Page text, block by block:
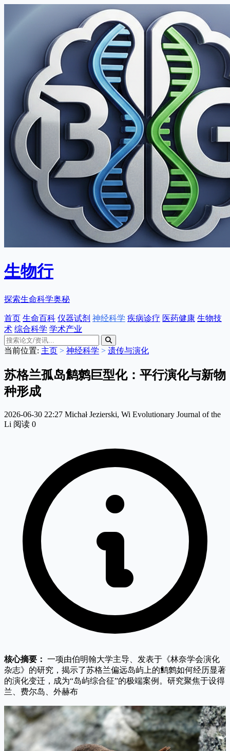
生物行
探索生命科学奥秘
首页 生命百科 仪器试剂 神经科学 疾病诊疗 医药健康 生物技
术 综合科学 学术产业
当前位置: 主页 > 神经科学 > 遗传与演化
苏格兰孤岛鹪鹩巨型化：平行演化与新物
种形成
2026-06-30 22:27 Michał Jezierski, Wi Evolutionary Journal of the
Li 阅读 0
核心摘要： 一项由伯明翰大学主导、发表于《林奈学会演化
杂志》的研究，揭示了苏格兰偏远岛屿上的鹪鹩如何经历显著
的演化变迁，成为“岛屿综合征”的极端案例。研究聚焦于设得
兰、费尔岛、外赫布